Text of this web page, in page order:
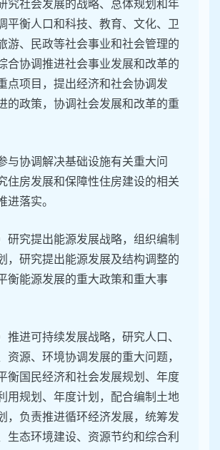
究社会发展的战略、总体规划和年
平衡人口和科技、教育、文化、卫
游、民政等社会事业和社会管理的
合协调推进社会事业发展和改革的
点项目，提出经济和社会协调发
的政策，协调社会发展和改革的重
与协调解决基础设施有关重大问
住房发展和保障性住房建设的相关
进落实。
研究提出能源发展战略，组织编制
，研究提出能源发展及结构调整的
衡能源发展的重大政策和重大事
推进可持续发展战略，研究人口、
资源、环境协调发展的重大问题，
衡国民经济和社会发展规划、年度
用规划、年度计划，配合编制土地
，负责推进循环经济发展，统筹发
生态环境建设、资源节约和综合利